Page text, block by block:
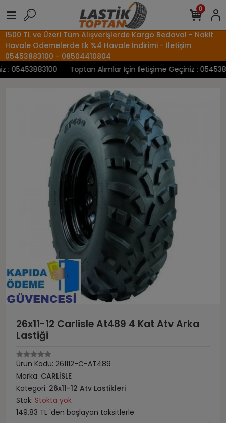
1500 TL ve Üzeri Tüm Alışverişlerde Kargo Bedava! - Nakit
Havale Ödemelerde Ek %4 Havale İndirimi - İletişim
05453883100 - 08504410804
Toptan Alımlar İçin İletişime Geçiniz :
0
26x11-12 Carlisle At489 4 Kat Atv Arka
Lastiği
Ürün Kodu: 261112-C-AT489
Marka: CARLİSLE
Kategori: 26x11-12 Atv Lastikleri
Stok: Stokta yok
149,83 TL 'den başlayan taksitlerle